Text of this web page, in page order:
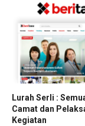
Lurah Serli :
Camat dan
Kegiatan